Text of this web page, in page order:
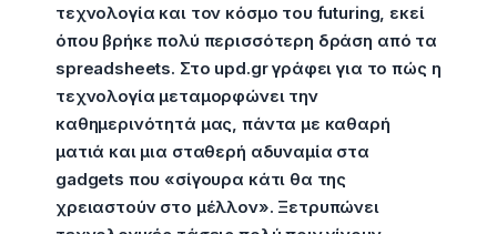
τεχνολογία και τον κόσμο του futuring, εκεί
όπου βρήκε πολύ περισσότερη δράση από τα
spreadsheets. Στο upd.gr γράφει για το πώς η
τεχνολογία μεταμορφώνει την
καθημερινότητά μας, πάντα με καθαρή
ματιά και μια σταθερή αδυναμία στα
gadgets που «σίγουρα κάτι θα της
χρειαστούν στο μέλλον». Ξετρυπώνει